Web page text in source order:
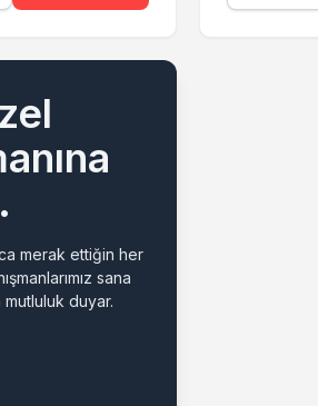
merak ettiğin her
sana
mutluluk duyar.